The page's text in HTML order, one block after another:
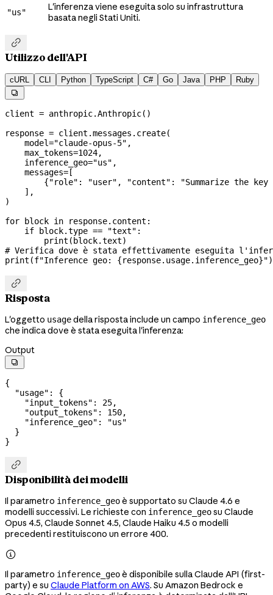
"us"
L'inferenza viene eseguita solo su infrastruttura
basata negli Stati Uniti.

Utilizzo dell'API
cURL CLI Python TypeScript C# Go Java PHP Ruby

client = anthropic.Anthropic()
response = client.messages.create(
    model
="claude-opus-5" ,
    max_tokens
=1024,
    inference_geo
="us" ,
    messages
= [
        {
"role" : "user" , "content" :
"Summarize the
    ],
)
for block in response.content:
    if
block.type == "text" :
        print
(block.text)
# Verifica dove è stata effettivamente eseguita
print (f"Inference geo: {response.usage.inference_geo}")

Risposta
L'oggetto usagedella risposta include un campo inference_geo
che indica dove è stata eseguita l'inferenza:
Output

{
  "usage"
: {
    "input_tokens"
: 25,
    "output_tokens"
: 150,
    "inference_geo"
:
"us"
  }
}

Disponibilità dei modelli
Il parametro inference_geoè supportato su Claude 4.6 e
modelli successivi. Le richieste con inference_geosu Claude
Opus 4.5, Claude Sonnet 4.5, Claude Haiku 4.5 o modelli
precedenti restituiscono un errore 400.

Il parametro inference_geoè disponibile sulla Claude API (first-
party) e su Claude Platform on AWS. Su Amazon Bedrock e